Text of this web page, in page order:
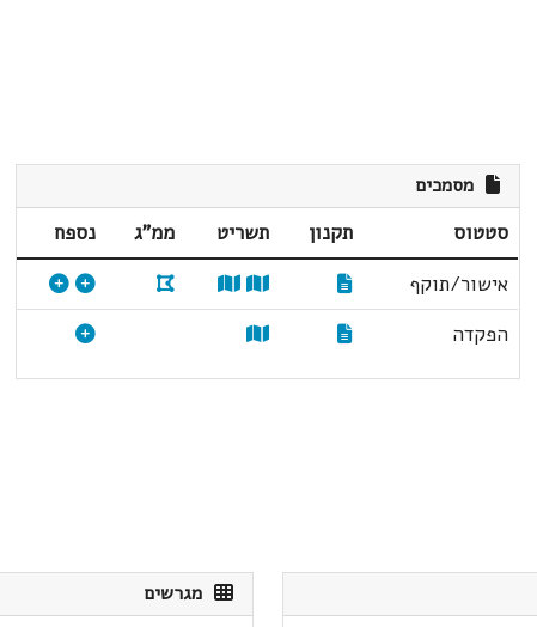
מסמכים
סטטוס תקנון תשריט ממ"ג
נספח
אישור/תוקף
הפקדה
מגרשים